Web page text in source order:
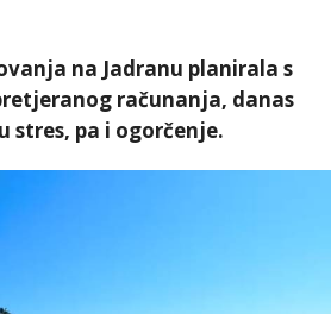
na Jadranu planirala s
računanja, danas
stres, pa i ogorčenje.